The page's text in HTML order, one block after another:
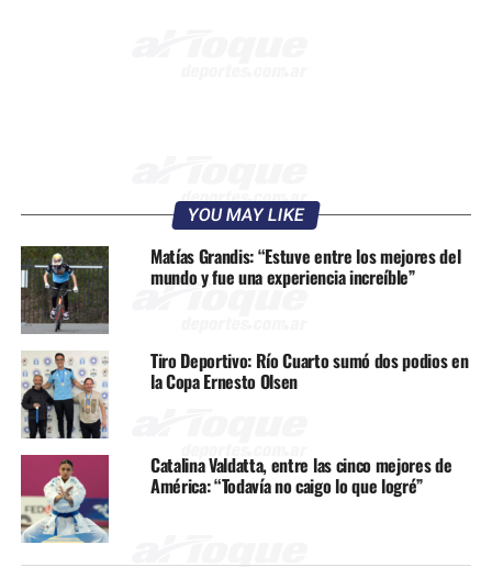
YOU MAY LIKE
Matías Grandis: “Estuve entre los mejores del
mundo y fue una experiencia increíble”
Tiro Deportivo: Río Cuarto sumó dos podios en
la Copa Ernesto Olsen
Catalina Valdatta, entre las cinco mejores de
América: “Todavía no caigo lo que logré”